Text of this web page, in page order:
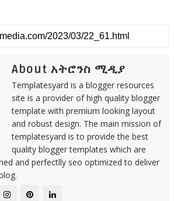
About አትሮንስ ሚዲያ
Templatesyard is a blogger resources
site is a provider of high quality blogger
template with premium looking layout
and robust design. The main mission of
templatesyard is to provide the best
quality blogger templates which are
and perfectlly seo optimized to deliver